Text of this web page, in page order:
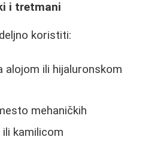
i tretmani
koristiti:
alojom ili hijaluronskom
mehaničkih
kamilicom